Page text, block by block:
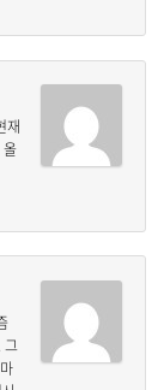
재
그